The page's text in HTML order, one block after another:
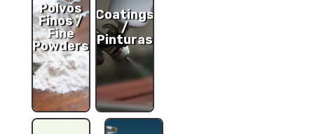
Polvos
Finos /
Fine
Powders
Coatings
/
Pinturas